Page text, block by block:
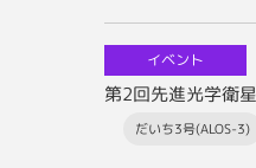
イベント
第2回先進光学衛
だいち3号(ALOS-3)